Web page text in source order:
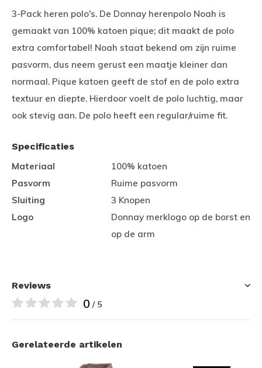
3-Pack heren polo's. De Donnay herenpolo Noah is
gemaakt van 100% katoen pique; dit maakt de polo
extra comfortabel! Noah staat bekend om zijn ruime
pasvorm, dus neem gerust een maatje kleiner dan
normaal. Pique katoen geeft de stof en de polo extra
textuur en diepte. Hierdoor voelt de polo luchtig, maar
ook stevig aan. De polo heeft een regular/ruime fit.
Specificaties
Materiaal
100% katoen
Pasvorm
Ruime pasvorm
Sluiting
3 Knopen
Logo
Donnay merklogo op de borst en
op de arm
Reviews
0 / 5
Gerelateerde artikelen